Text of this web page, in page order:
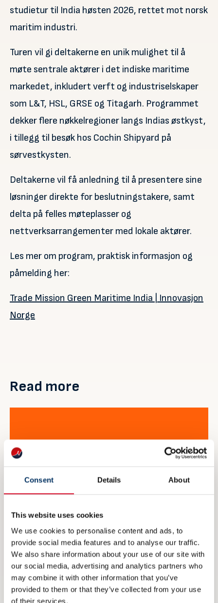
Consent Details About
This website uses cookies
We use cookies to personalise content and ads, to
provide social media features and to analyse our traffic.
We also share information about your use of our site with
our social media, advertising and analytics partners who
may combine it with other information that you’ve
provided to them or that they’ve collected from your use
of their services.
studietur til India høsten 2026, rettet mot norsk
maritim industri.
Turen vil gi deltakerne en unik mulighet til å
møte sentrale aktører i det indiske maritime
markedet, inkludert verft og industriselskaper
som L&T, HSL, GRSE og Titagarh. Programmet
dekker flere nøkkelregioner langs Indias østkyst,
i tillegg til besøk hos Cochin Shipyard på
sørvestkysten.
Deltakerne vil få anledning til å presentere sine
løsninger direkte for beslutningstakere, samt
delta på felles møteplasser og
nettverksarrangementer med lokale aktører.
Les mer om program, praktisk informasjon og
påmelding her:
Trade Mission Green Maritime India | Innovasjon
Norge
Read more
NME inviterer til maritim
eksportdebatt under Arendalsuka